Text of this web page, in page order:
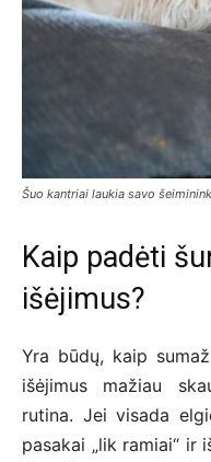
Šuo kantriai laukia savo
Kaip padėti
išėjimus?
Yra būdų, kaip
išėjimus mažiau
rutina. Jei visada
pasakai „lik ramiai“ ir